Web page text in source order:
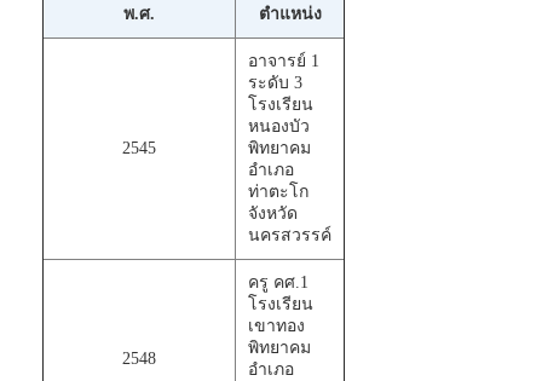
พ.ศ. ตำแหน่ง
2545
อาจารย์ 1
ระดับ 3
โรงเรียน
หนองบัว
พิทยาคม
อำเภอ
ท่าตะโก
จังหวัด
นครสวรรค์
2548
ครู คศ.1
โรงเรียน
เขาทอง
พิทยาคม
อำเภอ